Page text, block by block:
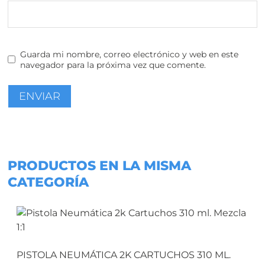
Guarda mi nombre, correo electrónico y web en este
navegador para la próxima vez que comente.
PRODUCTOS EN LA MISMA
CATEGORÍA
PISTOLA NEUMÁTICA 2K CARTUCHOS 310 ML.